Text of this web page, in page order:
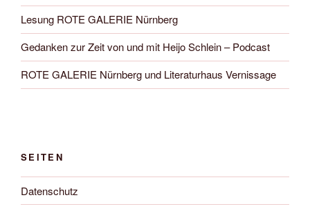
Lesung ROTE GALERIE Nürnberg
Gedanken zur Zeit von und mit Heijo Schlein – Podcast
ROTE GALERIE Nürnberg und Literaturhaus Vernissage
SEITEN
Datenschutz